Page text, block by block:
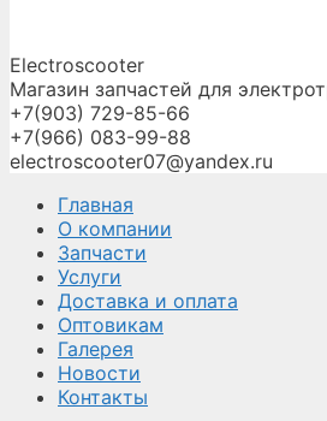
Electroscooter
Магазин запчастей для
+7(903) 729-85-66
+7(966) 083-99-88
electroscooter07@yandex.ru
Главная
О компании
Запчасти
Услуги
Доставка и оплата
Оптовикам
Галерея
Новости
Контакты